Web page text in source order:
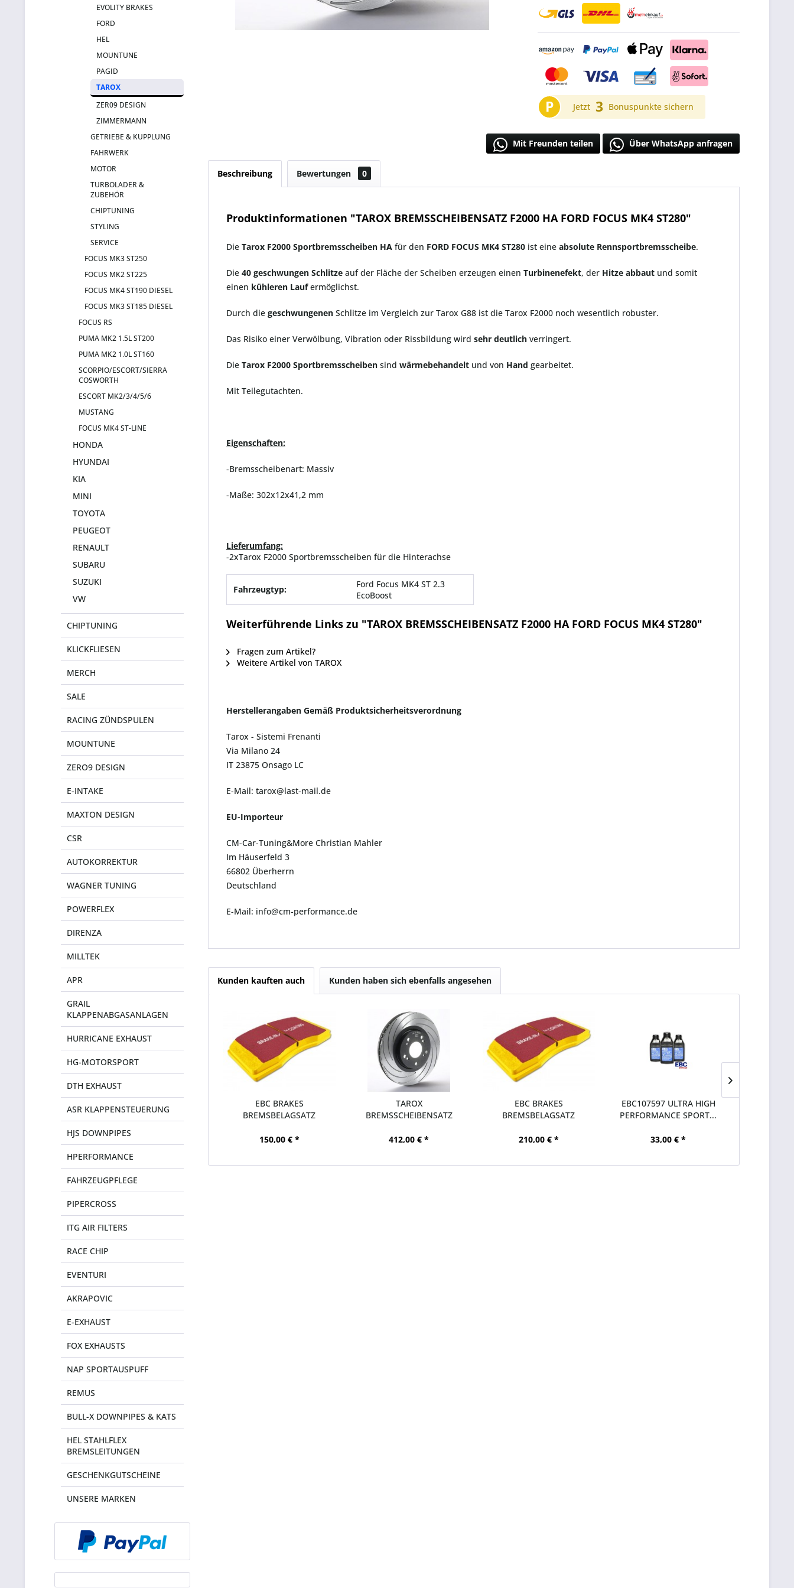
EVOLITY BRAKES
FORD
HEL
MOUNTUNE
PAGID
TAROX
ZER09 DESIGN
ZIMMERMANN
GETRIEBE & KUPPLUNG
FAHRWERK
MOTOR
TURBOLADER &
ZUBEHÖR
CHIPTUNING
STYLING
SERVICE
FOCUS MK3 ST250
FOCUS MK2 ST225
FOCUS MK4 ST190 DIESEL
FOCUS MK3 ST185 DIESEL
FOCUS RS
PUMA MK2 1.5L ST200
PUMA MK2 1.0L ST160
SCORPIO/ESCORT/SIERRA
COSWORTH
ESCORT MK2/3/4/5/6
MUSTANG
FOCUS MK4 ST-LINE
HONDA
HYUNDAI
KIA
MINI
TOYOTA
PEUGEOT
RENAULT
SUBARU
SUZUKI
VW
CHIPTUNING
KLICKFLIESEN
MERCH
SALE
RACING ZÜNDSPULEN
MOUNTUNE
ZERO9 DESIGN
E-INTAKE
MAXTON DESIGN
CSR
AUTOKORREKTUR
WAGNER TUNING
POWERFLEX
DIRENZA
MILLTEK
APR
GRAIL
KLAPPENABGASANLAGEN
HURRICANE EXHAUST
HG-MOTORSPORT
DTH EXHAUST
ASR KLAPPENSTEUERUNG
HJS DOWNPIPES
HPERFORMANCE
FAHRZEUGPFLEGE
PIPERCROSS
ITG AIR FILTERS
RACE CHIP
EVENTURI
AKRAPOVIC
E-EXHAUST
FOX EXHAUSTS
NAP SPORTAUSPUFF
REMUS
BULL-X DOWNPIPES & KATS
HEL STAHLFLEX
BREMSLEITUNGEN
GESCHENKGUTSCHEINE
UNSERE MARKEN
P Jetzt 3 Bonuspunkte sichern
Mit Freunden teilen Über WhatsApp anfragen
Beschreibung Bewertungen 0
Produktinformationen "TAROX BREMSSCHEIBENSATZ F2000 HA FORD FOCUS MK4 ST280"
Die Tarox F2000 Sportbremsscheiben HA für den FORD FOCUS MK4 ST280 ist eine absolute Rennsportbremsscheibe.
Die 40 geschwungen Schlitze auf der Fläche der Scheiben erzeugen einen Turbinenefekt, der Hitze abbaut und somit
einen kühleren Laufermöglichst.
Durch die geschwungenen Schlitze im Vergleich zur Tarox G88 ist die Tarox F2000 noch wesentlich robuster.
Das Risiko einer Verwölbung, Vibration oder Rissbildung wird sehr deutlich verringert.
Die Tarox F2000 Sportbremsscheiben sind wärmebehandelt und von Hand gearbeitet.
Mit Teilegutachten.
Eigenschaften:
-Bremsscheibenart: Massiv
-Maße: 302x12x41,2 mm
Lieferumfang:
-2xTarox F2000 Sportbremsscheiben für die Hinterachse
Fahrzeugtyp:
Ford Focus MK4 ST 2.3
EcoBoost
Weiterführende Links zu "TAROX BREMSSCHEIBENSATZ F2000 HA FORD FOCUS MK4 ST280"
Fragen zum Artikel?
Weitere Artikel von TAROX
Herstellerangaben Gemäß Produktsicherheitsverordnung
Tarox - Sistemi Frenanti
Via Milano 24
IT 23875 Onsago LC
E-Mail: tarox@last-mail.de
EU-Importeur
CM-Car-Tuning&More Christian Mahler
Im Häuserfeld 3
66802 Überherrn
Deutschland
E-Mail: info@cm-performance.de
Kunden kauften auch Kunden haben sich ebenfalls angesehen
EBC BRAKES
BREMSBELAGSATZ
150,00 € *
TAROX
BREMSSCHEIBENSATZ
MK4...
412,00 € *
EBC BRAKES
BREMSBELAGSATZ
210,00 € *
EBC107597 ULTRA HIGH
PERFORMANCE SPORT...
33,00 € *